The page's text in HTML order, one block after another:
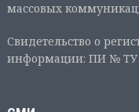
массовых
Свидетельство о
информации: ПИ № ТУ